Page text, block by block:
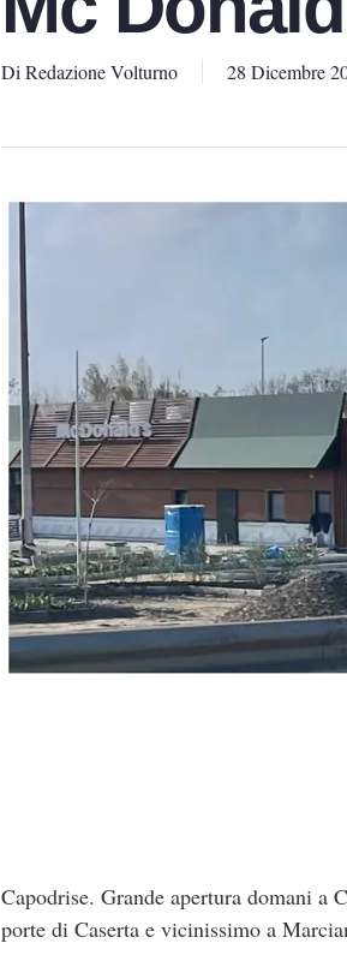
Di Redazione Volturno 28 Dicembre
Capodrise. Grande apertura domani a
porte di Caserta e vicinissimo a